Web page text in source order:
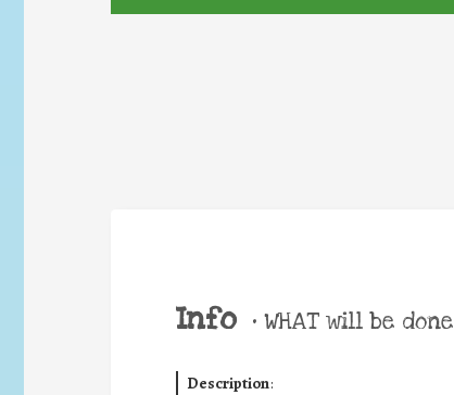
Info • WHAT will be done
Description: